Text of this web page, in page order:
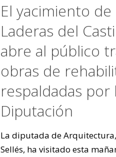
El yacimiento de
Laderas del
abre al público
obras de
respaldadas por
Diputación
La diputada de
Sellés, ha visitado esta